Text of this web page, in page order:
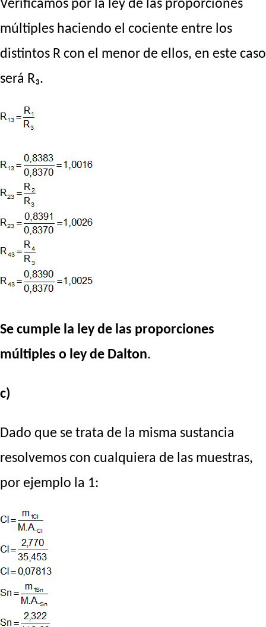
Verificamos por la ley de las proporciones
múltiples haciendo el cociente entre los
distintos R con el menor de ellos, en este caso
será R₃.
Se cumple la ley de las proporciones
múltiples o ley de Dalton.
c)
Dado que se trata de la misma sustancia
resolvemos con cualquiera de las muestras,
por ejemplo la 1: